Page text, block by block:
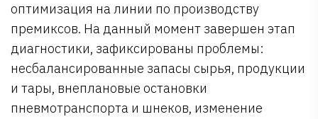
оптимизация на линии по производству
премиксов. На данный момент завершен этап
диагностики, зафиксированы проблемы:
несбалансированные запасы сырья, продукции
и тары, внеплановые остановки
пневмотранспорта и шнеков, изменение